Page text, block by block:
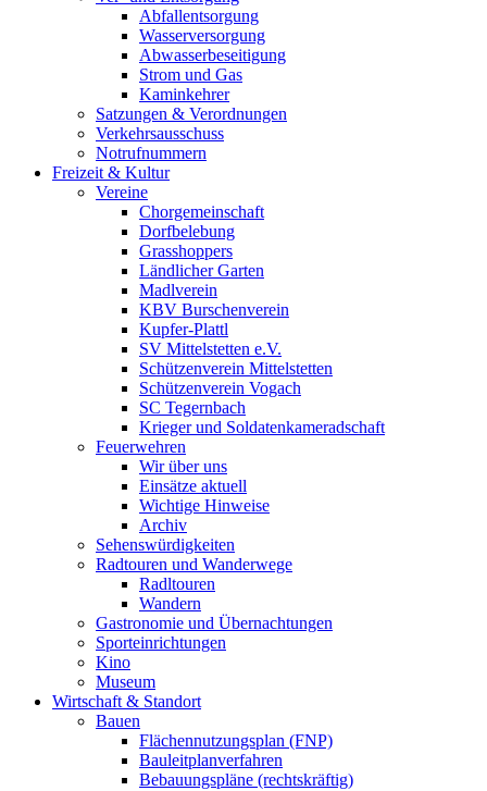
Abfallentsorgung
Wasserversorgung
Abwasserbeseitigung
Strom und Gas
Kaminkehrer
Satzungen & Verordnungen
Verkehrsausschuss
Notrufnummern
Freizeit & Kultur
Vereine
Chorgemeinschaft
Dorfbelebung
Grasshoppers
Ländlicher Garten
Madlverein
KBV Burschenverein
Kupfer-Plattl
SV Mittelstetten e.V.
Schützenverein Mittelstetten
Schützenverein Vogach
SC Tegernbach
Krieger und Soldatenkameradschaft
Feuerwehren
Wir über uns
Einsätze aktuell
Wichtige Hinweise
Archiv
Sehenswürdigkeiten
Radtouren und Wanderwege
Radltouren
Wandern
Gastronomie und Übernachtungen
Sporteinrichtungen
Kino
Museum
Wirtschaft & Standort
Bauen
Flächennutzungsplan (FNP)
Bauleitplanverfahren
Bebauungspläne (rechtskräftig)